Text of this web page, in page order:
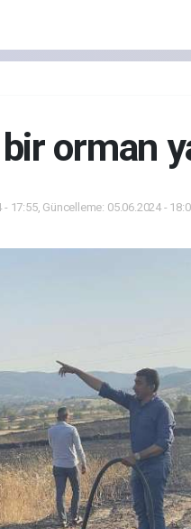
orman
- 17:55, Güncelleme: 05.06.2024 -